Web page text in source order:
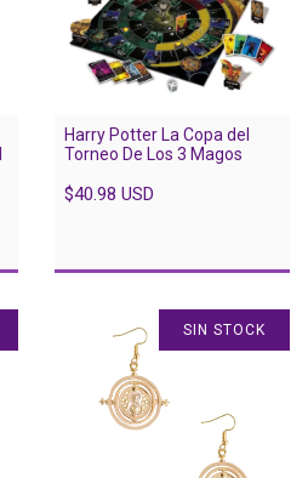
Harry Potter La Copa del
Torneo De Los 3 Magos
$40.98 USD
SIN STOCK